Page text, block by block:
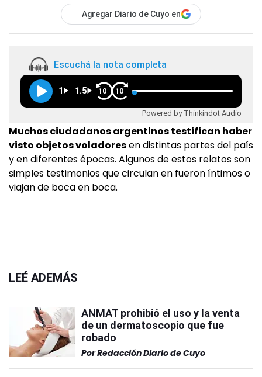
Agregar Diario de Cuyo en
Escuchá la nota completa
1 1.5 10 10
Powered by Thinkindot Audio
Muchos ciudadanos argentinos testifican haber
visto objetos voladoresen distintas partes del país
y en diferentes épocas. Algunos de estos relatos son
simples testimonios que circulan en fueron íntimos o
viajan de boca en boca.
LEÉ ADEMÁS
ANMAT prohibió el uso y la venta
de un dermatoscopio que fue
robado
PorRedacción Diario de Cuyo